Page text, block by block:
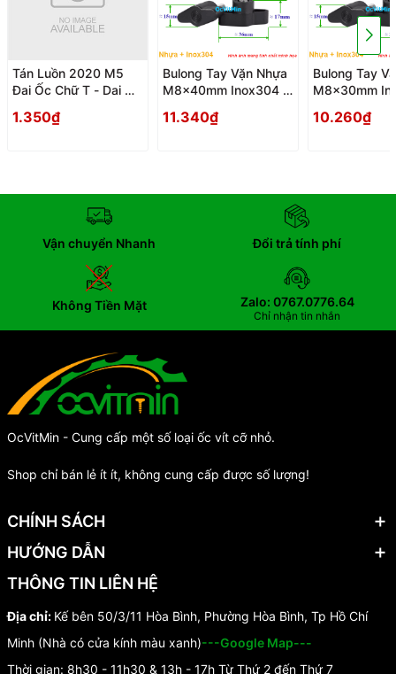
Tán Luồn 2020 M5
Đai Ốc Chữ T - Dai Oc
1.350₫
Bulong Tay Vặn Nhựa
M8x40mm Inox304 -
11.340₫
Bulong Tay
M8x30mm
10.260₫
Vận chuyển Nhanh Đổi trả tính phí
Không Tiền Mặt Zalo: 0767.0776.64
Chỉ nhận tin nhắn
OcVitMin - Cung cấp một số loại ốc vít cỡ nhỏ.
Shop chỉ bán lẻ ít ít, không cung cấp được số lượng!
CHÍNH SÁCH
HƯỚNG DẪN
THÔNG TIN LIÊN HỆ
Địa chỉ: Kế bên 50/3/11 Hòa Bình, Phường Hòa Bình, Tp Hồ Chí
Minh (Nhà có cửa kính màu xanh)---Google Map---
Thời gian: 8h30 - 11h30 & 13h - 17h Từ Thứ 2 đến Thứ 7